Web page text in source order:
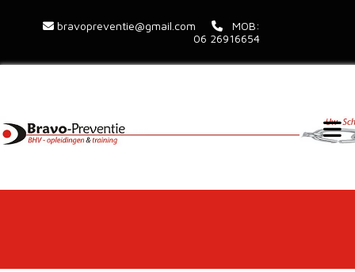
 bravopreventie@gmail.com 
MOB:
06 26916654